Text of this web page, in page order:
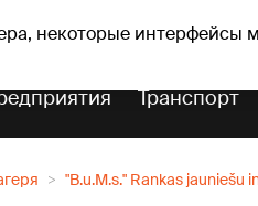
некоторые интерфейсы
погоды Гороскопы
Транспорт
"B.u.M.s." Rankas jauniešu